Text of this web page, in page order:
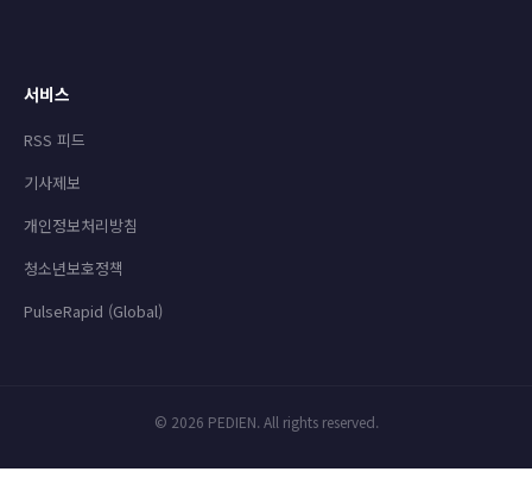
서비스
RSS 피드
기사제보
개인정보처리방침
청소년보호정책
PulseRapid (Global)
© 2026 PEDIEN. All rights reserved.